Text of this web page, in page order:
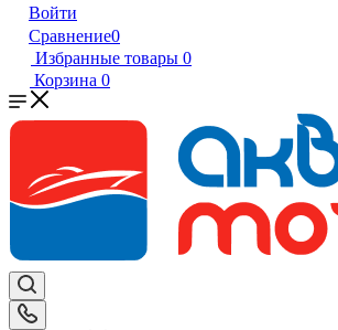
Войти
Сравнение0
Избранные товары 0
Корзина 0